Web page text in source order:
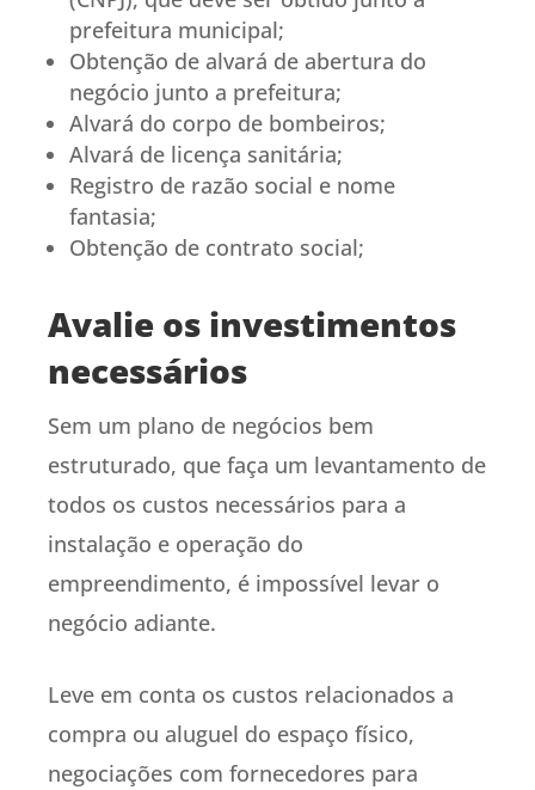
prefeitura municipal;
Obtenção de alvará de abertura do
negócio junto a prefeitura;
Alvará do corpo de bombeiros;
Alvará de licença sanitária;
Registro de razão social e nome
fantasia;
Obtenção de contrato social;
Avalie os investimentos
necessários
Sem um plano de negócios bem
estruturado, que faça um levantamento de
todos os custos necessários para a
instalação e operação do
empreendimento, é impossível levar o
negócio adiante.
Leve em conta os custos relacionados a
compra ou aluguel do espaço físico,
negociações com fornecedores para